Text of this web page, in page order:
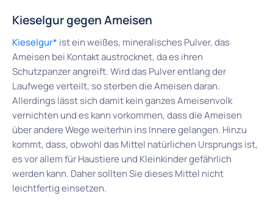
Kieselgur gegen Ameisen
Kieselgur* ist ein weißes, mineralisches Pulver, das
Ameisen bei Kontakt austrocknet, da es ihren
Schutzpanzer angreift. Wird das Pulver entlang der
Laufwege verteilt, so sterben die Ameisen daran.
Allerdings lässt sich damit kein ganzes Ameisenvolk
vernichten und es kann vorkommen, dass die Ameisen
über andere Wege weiterhin ins Innere gelangen. Hinzu
kommt, dass, obwohl das Mittel natürlichen Ursprungs ist,
es vor allem für Haustiere und Kleinkinder gefährlich
werden kann. Daher sollten Sie dieses Mittel nicht
leichtfertig einsetzen.